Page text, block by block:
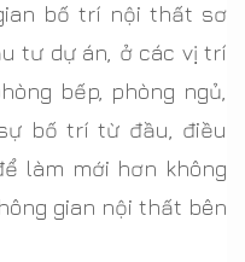
bố trí nội thất sơ
tư dự án, ở các vị trí
bếp, phòng ngủ,
bố trí từ đầu, điều
làm mới hơn không
gian nội thất bên